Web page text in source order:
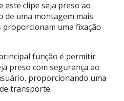
este clipe seja preso ao
de uma montagem mais
uma fixação
função é permitir
preso com segurança ao
proporcionando uma
transporte.